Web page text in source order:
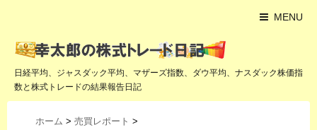
MENU
日経平均、ジャスダック平均、マザーズ指数、ダウ平均、ナスダック株価指
数と株式トレードの結果報告日記
ホーム > 売買レポート >